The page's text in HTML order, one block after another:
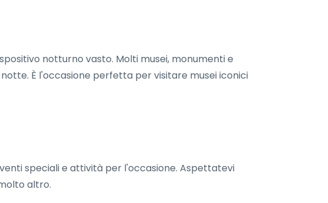
notturno vasto. Molti musei, monumenti e
È l'occasione perfetta per visitare musei iconici
speciali e attività per l'occasione. Aspettatevi
altro.